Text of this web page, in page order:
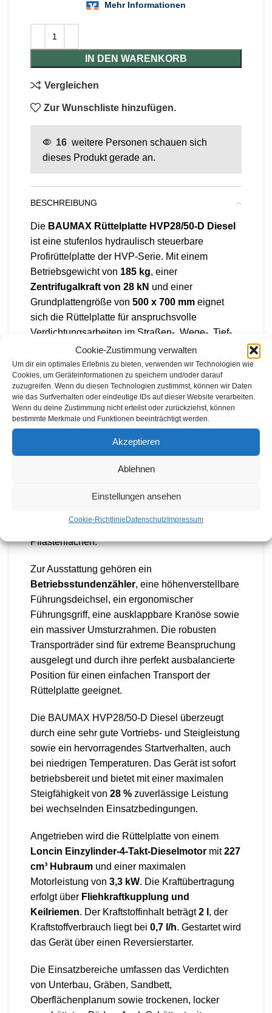
Cookie-Zustimmung verwalten
Um dir ein optimales Erlebnis zu bieten, verwenden wir Technologien wie
Cookies, um Geräteinformationen zu speichern und/oder darauf
zuzugreifen. Wenn du diesen Technologien zustimmst, können wir Daten
wie das Surfverhalten oder eindeutige IDs auf dieser Website verarbeiten.
Wenn du deine Zustimmung nicht erteilst oder zurückziehst, können
bestimmte Merkmale und Funktionen beeinträchtigt werden.
Akzeptieren
Ablehnen
Einstellungen ansehen
Cookie-RichtlinieDatenschutzImpressum
IN DEN WARENKORB
Vergleichen
Zur Wunschliste hinzufügen.
16 weitere Personen schauen sich
dieses Produkt gerade an.
BESCHREIBUNG
Die BAUMAX Rüttelplatte HVP28/50-D Diesel
ist eine stufenlos hydraulisch steuerbare
Profirüttelplatte der HVP-Serie. Mit einem
Betriebsgewicht von 185 kg, einer
Zentrifugalkraft von 28 kN und einer
Grundplattengröße von 500 x 700 mm eignet
sich die Rüttelplatte für anspruchsvolle
Verdichtungsarbeiten im Straßen-, Wege-, Tief-
und Garten- und Landschaftsbau.
Das Gerät verfügt über einestufenlos
hydraulische Steuerung der Fahrtrichtungbis
hin zur Punktrüttlung. Dadurch lassen sich
Vorlauf, Rücklauf und punktgenaue
sorgt für eine robuste
Einsatz auf verschiedenen Untergründen. Durch
Pflaster eignet sich die Rüttelplatte besonders für
Pflasterflächen.
Zur Ausstattung gehören ein
Betriebsstundenzähler, eine höhenverstellbare
Führungsdeichsel, ein ergonomischer
Führungsgriff, eine ausklappbare Kranöse sowie
ein massiver Umsturzrahmen. Die robusten
Transporträder sind für extreme Beanspruchung
ausgelegt und durch ihre perfekt ausbalancierte
Position für einen einfachen Transport der
Rüttelplatte geeignet.
Die BAUMAX HVP28/50-D Diesel überzeugt
durch eine sehr gute Vortriebs- und Steigleistung
sowie ein hervorragendes Startverhalten, auch
bei niedrigen Temperaturen. Das Gerät ist sofort
betriebsbereit und bietet mit einer maximalen
Steigfähigkeit von 28 % zuverlässige Leistung
bei wechselnden Einsatzbedingungen.
Angetrieben wird die Rüttelplatte von einem
Loncin Einzylinder-4-Takt-Dieselmotor mit227
cm³ Hubraum und einer maximalen
Motorleistung von 3,3 kW. Die Kraftübertragung
erfolgt über Fliehkraftkupplung und
Keilriemen. Der Kraftstoffinhalt beträgt2 l , der
Kraftstoffverbrauch liegt bei 0,7 l/h. Gestartet wird
das Gerät über einen Reversierstarter.
Die Einsatzbereiche umfassen das Verdichten
von Unterbau, Gräben, Sandbett,
Oberflächenplanum sowie trockenen, locker